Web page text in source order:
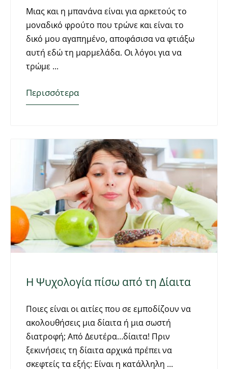
Μιας και η μπανάνα είναι για αρκετούς το
μοναδικό φρούτο που τρώνε και είναι το
δικό μου αγαπημένο, αποφάσισα να φτιάξω
αυτή εδώ τη μαρμελάδα. Οι λόγοι για να
τρώμε
Περισσότερα
Η Ψυχολογία πίσω από τη Δίαιτα
Ποιες είναι οι αιτίες που σε εμποδίζουν να
ακολουθήσεις μια δίαιτα ή μια σωστή
διατροφή; Από Δευτέρα…δίαιτα! Πριν
ξεκινήσεις τη δίαιτα αρχικά πρέπει να
σκεφτείς τα εξής: Είναι η κατάλληλη